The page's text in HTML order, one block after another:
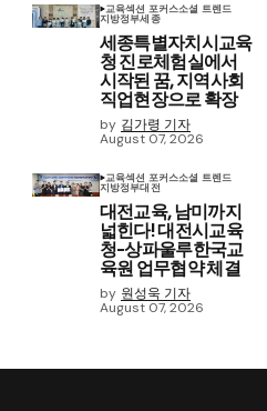
교육섹션 포커스소셜 트렌드
지방정부세종
세종특별자치시교육
청 진로체험실에서
시작된 꿈, 지역사회
직업현장으로 확장
by 김가령 기자
August 07, 2026
교육섹션 포커스소셜 트렌드
지방정부대전
대전교육, 남미까지
넓힌다! 대전시교육
청-상파울루한국교
육원 업무협약 체결
by 원성욱 기자
August 07, 2026